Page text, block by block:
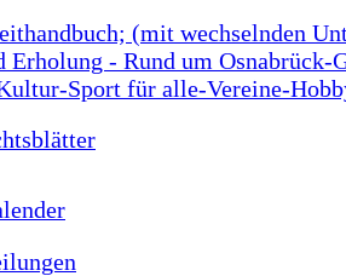
(mit wechselnden
Erholung - Rund um Osnabrück-
Sport für alle-Vereine-